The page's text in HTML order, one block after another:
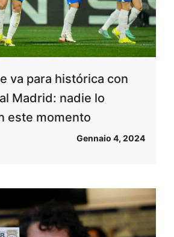
va para histórica con
Madrid: nadie lo
este momento
Gennaio 4, 2024